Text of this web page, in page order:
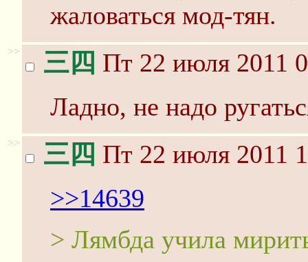
жаловаться мод-тян.
>> 三四 Пт 22 июля 2011
Ладно, не надо
>> 三四 Пт 22 июля 2011
>>14639
> Лямбда учила